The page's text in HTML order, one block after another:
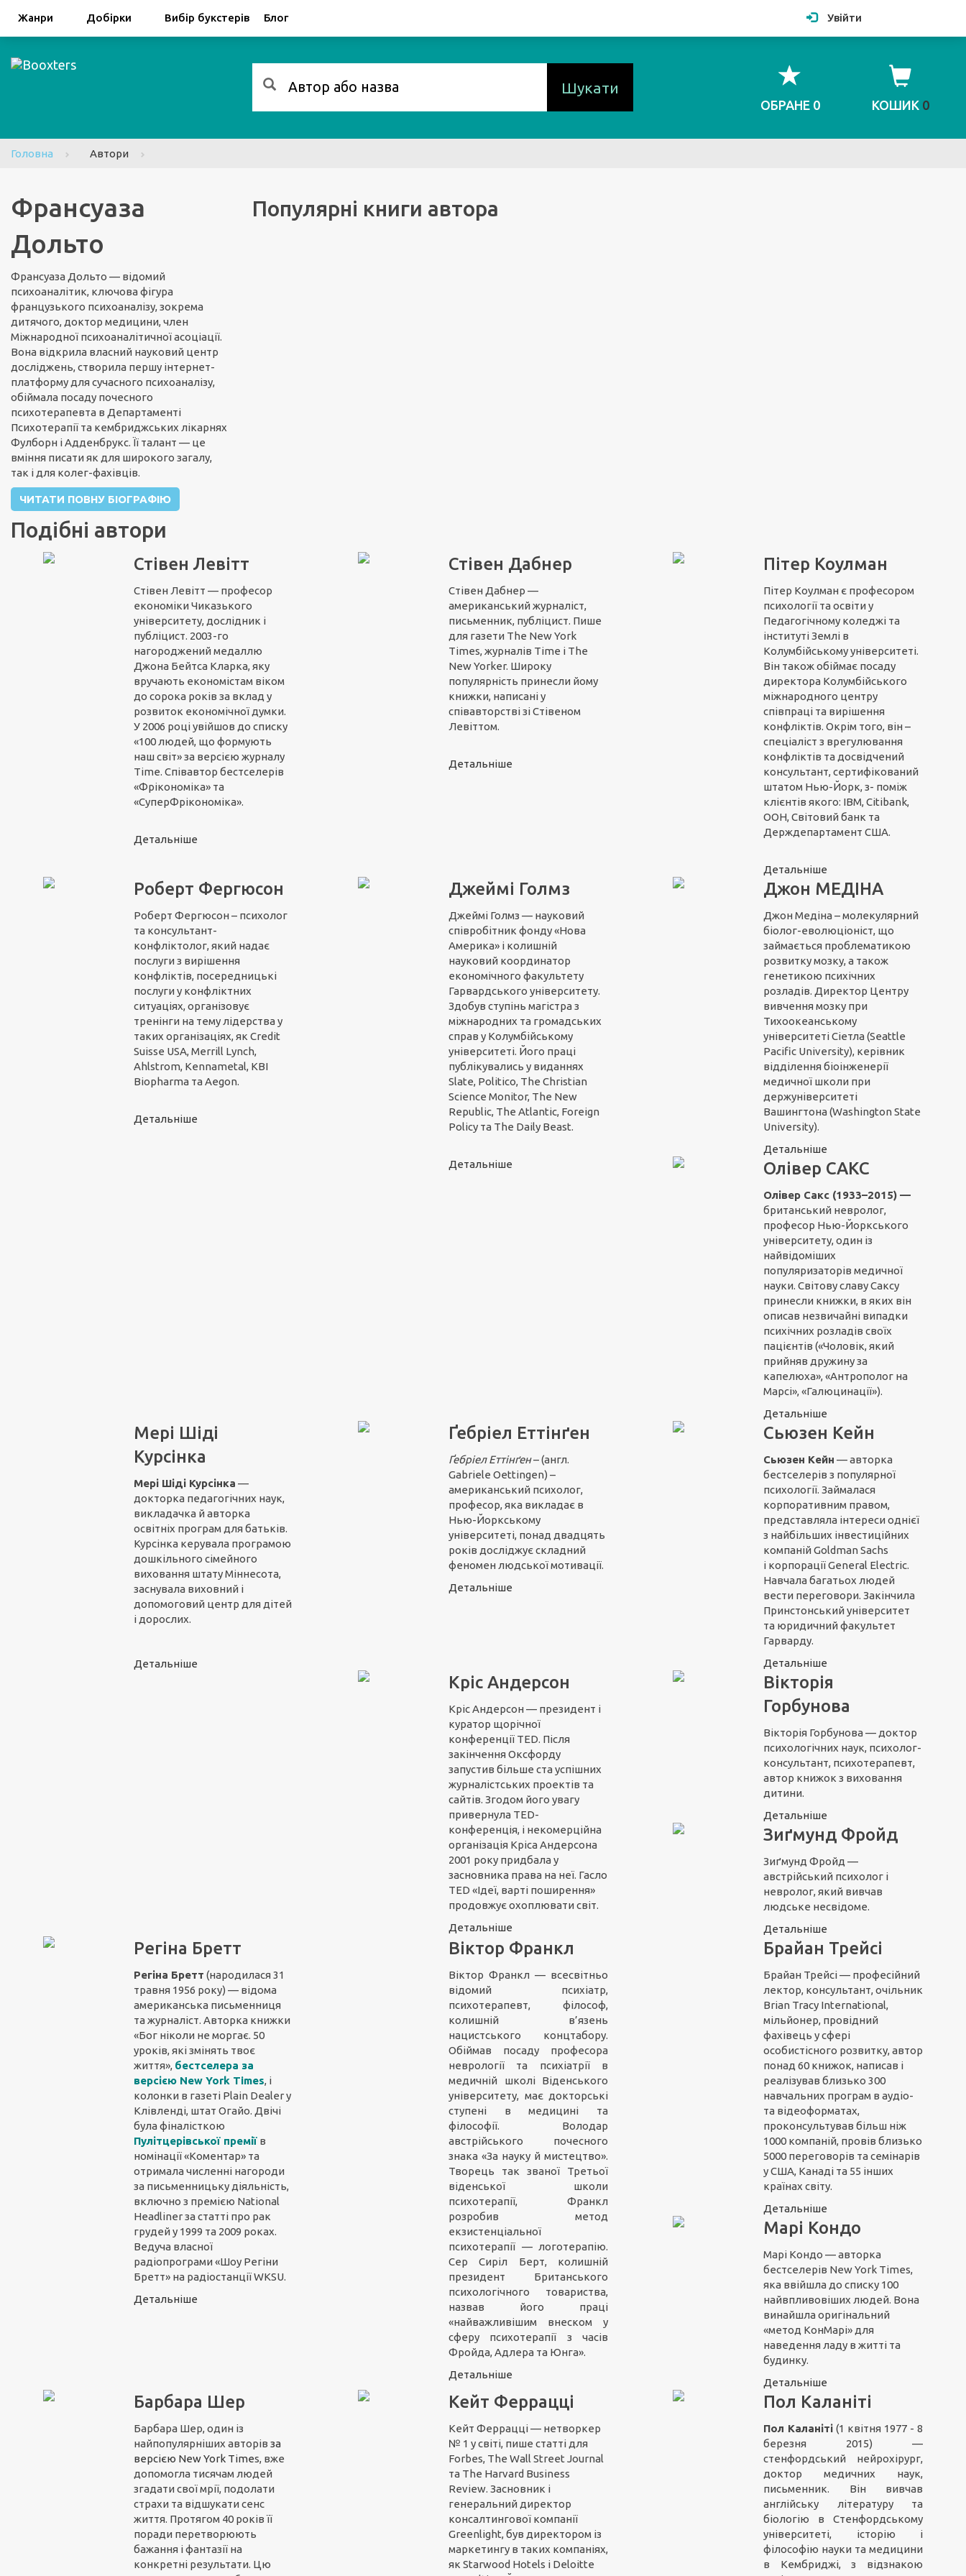
Жанри Добірки Вибір букстерів Блог
FacebookGoogle Увійти
Шукати
ОБРАНЕ 0 КОШИК 0
Головна Автори
Франсуаза
Дольто
Франсуаза Дольто — відомий
психоаналітик, ключова фігура
французького психоаналізу, зокрема
дитячого, доктор медицини, член
Міжнародної психоаналітичної асоціації.
Вона відкрила власний науковий центр
досліджень, створила першу інтернет-
платформу для сучасного психоаналізу,
обіймала посаду почесного
психотерапевта в Департаменті
Психотерапії та кембриджських лікарнях
Фулборн і Адденбрукс. Її талант — це
вміння писати як для широкого загалу,
так і для колег-фахівців.
ЧИТАТИ ПОВНУ БІОГРАФІЮ
Популярні книги автора
Подібні автори
Стівен Левітт
Стівен Левітт — професор
економіки Чиказького
університету, дослідник і
публіцист. 2003-го
нагороджений медаллю
Джона Бейтса Кларка, яку
вручають економістам віком
до сорока років за вклад у
розвиток економічної думки.
У 2006 році увійшов до списку
«100 людей, що формують
наш світ» за версією журналу
Time. Співавтор бестселерів
«Фрікономіка» та
«СуперФрікономіка».
Детальніше
Стівен Дабнер
Стівен Дабнер —
американський журналіст,
письменник, публіцист. Пише
для газети The New York
Times, журналів Time і The
New Yorker. Широку
популярність принесли йому
книжки, написані у
співавторстві зі Стівеном
Левіттом.
Детальніше
Пітер Коулман
Пітер Коулман є професором
психології та освіти у
Педагогічному коледжі та
інституті Землі в
Колумбійському університеті.
Він також обіймає посаду
директора Колумбійського
міжнародного центру
співпраці та вирішення
конфліктів. Окрім того, він –
спеціаліст з врегулювання
конфліктів та досвідчений
консультант, сертифікований
штатом Нью-Йорк, з- поміж
клієнтів якого: IBM, Citibank,
ООН, Світовий банк та
Держдепартамент США.
Детальніше
Роберт Фергюсон
Роберт Фергюсон – психолог
та консультант-
конфліктолог, який надає
послуги з вирішення
конфліктів, посередницькі
послуги у конфліктних
ситуаціях, організовує
тренінги на тему лідерства у
таких організаціях, як Credit
Suisse USA, Merrill Lynch,
Ahlstrom, Kennametal, KBI
Biopharma та Aegon.
Детальніше
Джеймі Голмз
Джеймі Голмз — науковий
співробітник фонду «Нова
Америка» і колишній
науковий координатор
економічного факультету
Гарвардського університету.
Здобув ступінь магістра з
міжнародних та громадських
справ у Колумбійському
університеті. Його праці
публікувались у виданнях
Slate, Politico, The Christian
Science Monitor, The New
Republic, The Atlantic, Foreign
Policy та The Daily Beast.
Детальніше
Джон МЕДІНА
Джон Медіна – молекулярний
біолог-еволюціоніст, що
займається проблематикою
розвитку мозку, а також
генетикою психічних
розладів. Директор Центру
вивчення мозку при
Тихоокеанському
університеті Сіетла (Seattle
Pacific University), керівник
відділення біоінженерії
медичної школи при
держуніверситеті
Вашингтона (Washington State
University).
Детальніше
Олівер САКС
Олівер Сакс (1933–2015) —
британський невролог,
професор Нью-Йоркського
університету, один із
найвідоміших
популяризаторів медичної
науки. Світову славу Саксу
принесли книжки, в яких він
описав незвичайні випадки
психічних розладів своїх
пацієнтів («Чоловік, який
прийняв дружину за
капелюха», «Антрополог на
Марсі», «Галюцинації»).
Детальніше
Мері Шіді
Курсінка
Мері Шіді Курсінка —
докторка педагогічних наук,
викладачка й авторка
освітніх програм для батьків.
Курсінка керувала програмою
дошкільного сімейного
виховання штату Міннесота,
заснувала виховний і
допомоговий центр для дітей
і дорослих.
Детальніше
Ґебріел Еттінґен
Ґебріел Еттінґен– (англ.
Gabriele Oettingen) –
американський психолог,
професор, яка викладає в
Нью-Йоркському
університеті, понад двадцять
років досліджує складний
феномен людської мотивації.
Детальніше
Сьюзен Кейн
Сьюзен Кейн — авторка
бестселерів з популярної
психології. Займалася
корпоративним правом,
представляла інтереси однієї
з найбільших інвестиційних
компаній Goldman Sachs
і корпорації General Electric.
Навчала багатьох людей
вести переговори. Закінчила
Принстонський університет
та юридичний факультет
Гарварду.
Детальніше
Кріс Андерсон
Кріс Андерсон — президент і
куратор щорічної
конференції TED. Після
закінчення Оксфорду
запустив більше ста успішних
журналістських проектів та
сайтів. Згодом його увагу
привернула TED-
конференція, і некомерційна
організація Кріса Андерсона
2001 року придбала у
засновника права на неї. Гасло
TED «Ідеї, варті поширення»
продовжує охоплювати світ.
Детальніше
Вікторія
Горбунова
Вікторія Горбунова — доктор
психологічних наук, психолог-
консультант, психотерапевт,
автор книжок з виховання
дитини.
Детальніше
Зиґмунд Фройд
Зиґмунд Фройд —
австрійський психолог і
невролог, який вивчав
людське несвідоме.
Детальніше
Регіна Бретт
Регіна Бретт (народилася 31
травня 1956 року) — відома
американська письменниця
та журналіст. Авторка книжки
«Бог ніколи не моргає. 50
уроків, які змінять твоє
життя», бестселера за
версією New York Times, і
колонки в газеті Plain Dealer у
Клівленді, штат Огайо. Двічі
була фіналісткою
Пулітцерівської премії в
номінації «Коментар» та
отримала численні нагороди
за письменницьку діяльність,
включно з премією National
Headliner за статті про рак
грудей у 1999 та 2009 роках.
Ведуча власної
радіопрограми «Шоу Регіни
Бретт» на радіостанції WKSU.
Детальніше
Віктор Франкл
Віктор Франкл — всесвітньо
відомий психіатр,
психотерапевт, філософ,
колишній в’язень
нацистського концтабору.
Обіймав посаду професора
неврології та психіатрії в
медичній школі Віденського
університету, має докторські
ступені в медицині та
філософії. Володар
австрійського почесного
знака «За науку й мистецтво».
Творець так званої Третьої
віденської школи
психотерапії, Франкл
розробив метод
екзистенціальної
психотерапії — логотерапію.
Сер Сиріл Берт, колишній
президент Британського
психологічного товариства,
назвав його праці
«найважливішим внеском у
сферу психотерапії з часів
Фройда, Адлера та Юнга».
Детальніше
Брайан Трейсі
Брайан Трейсі — професійний
лектор, консультант, очільник
Brian Tracy International,
мільйонер, провідний
фахівець у сфері
особистісного розвитку, автор
понад 60 книжок, написав і
реалізував близько 300
навчальних програм в аудіо-
та відеоформатах,
проконсультував більш ніж
1000 компаній, провів близько
5000 переговорів та семінарів
у США, Канаді та 55 інших
країнах світу.
Детальніше
Марі Кондо
Марі Кондо — авторка
бестселерів New York Times,
яка ввійшла до списку 100
найвпливовіших людей. Вона
винайшла оригінальний
«метод КонМарі» для
наведення ладу в житті та
будинку.
Детальніше
Барбара Шер
Барбара Шер, один із
найпопулярніших авторів за
версією New York Times, вже
допомогла тисячам людей
згадати свої мрії, подолати
страхи та відшукати сенс
життя. Протягом 40 років її
поради перетворюють
бажання і фантазії на
конкретні результати. Цю
Кейт Феррацці
Кейт Феррацці — нетворкер
№ 1 у світі, пише статті для
Forbes, The Wall Street Journal
та The Harvard Business
Review. Засновник і
генеральний директор
консалтингової компанії
Greenlight, був директором із
маркетингу в таких компаніях,
як Starwood Hotels і Deloitte
Пол Каланіті
Пол Каланіті (1 квітня 1977 - 8
березня 2015) —
стенфордський нейрохірург,
доктор медичних наук,
письменник. Він вивчав
англійську літературу та
біологію в Стенфордському
університеті, історію і
філософію науки та медицини
в Кембриджі, з відзнакою